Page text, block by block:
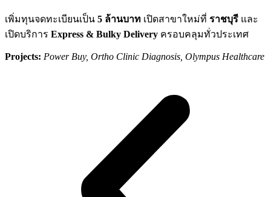
เพิ่มทุนจดทะเบียนเป็น 5 ล้านบาท เปิดสาขาใหม่ที่ ราชบุรี และ
เปิดบริการ Express & Bulky Delivery ครอบคลุมทั่วประเทศ
Projects: Power Buy, Ortho Clinic Diagnosis, Olympus Healthcare